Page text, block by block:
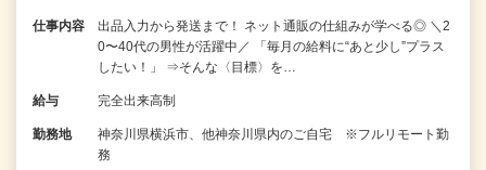
仕事内容
出品入力から発送まで！ ネット通販の仕組みが学べる◎ ＼2
0〜40代の男性が活躍中／ 「毎月の給料に“あと少し”プラス
したい！」 ⇒そんな〈目標〉を…
給与 完全出来高制
勤務地
神奈川県横浜市、他神奈川県内のご自宅 ※フルリモート勤
務